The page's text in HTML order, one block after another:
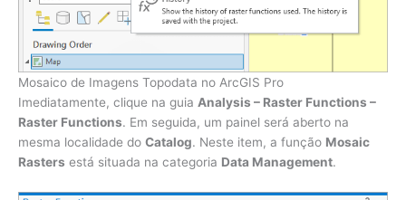
Mosaico de Imagens Topodata no ArcGIS Pro
Imediatamente, clique na guia Analysis – Raster Functions –
Raster Functions. Em seguida, um painel será aberto na
mesma localidade do Catalog. Neste item, a função Mosaic
Rasters está situada na categoria Data Management.